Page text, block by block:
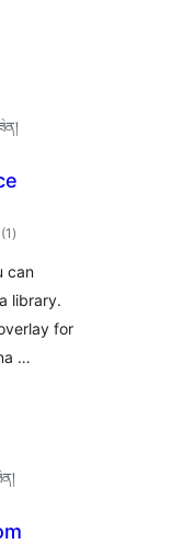
(1 གདེང་
འཇོག་
ཚང་།
)
can
library.
for
…